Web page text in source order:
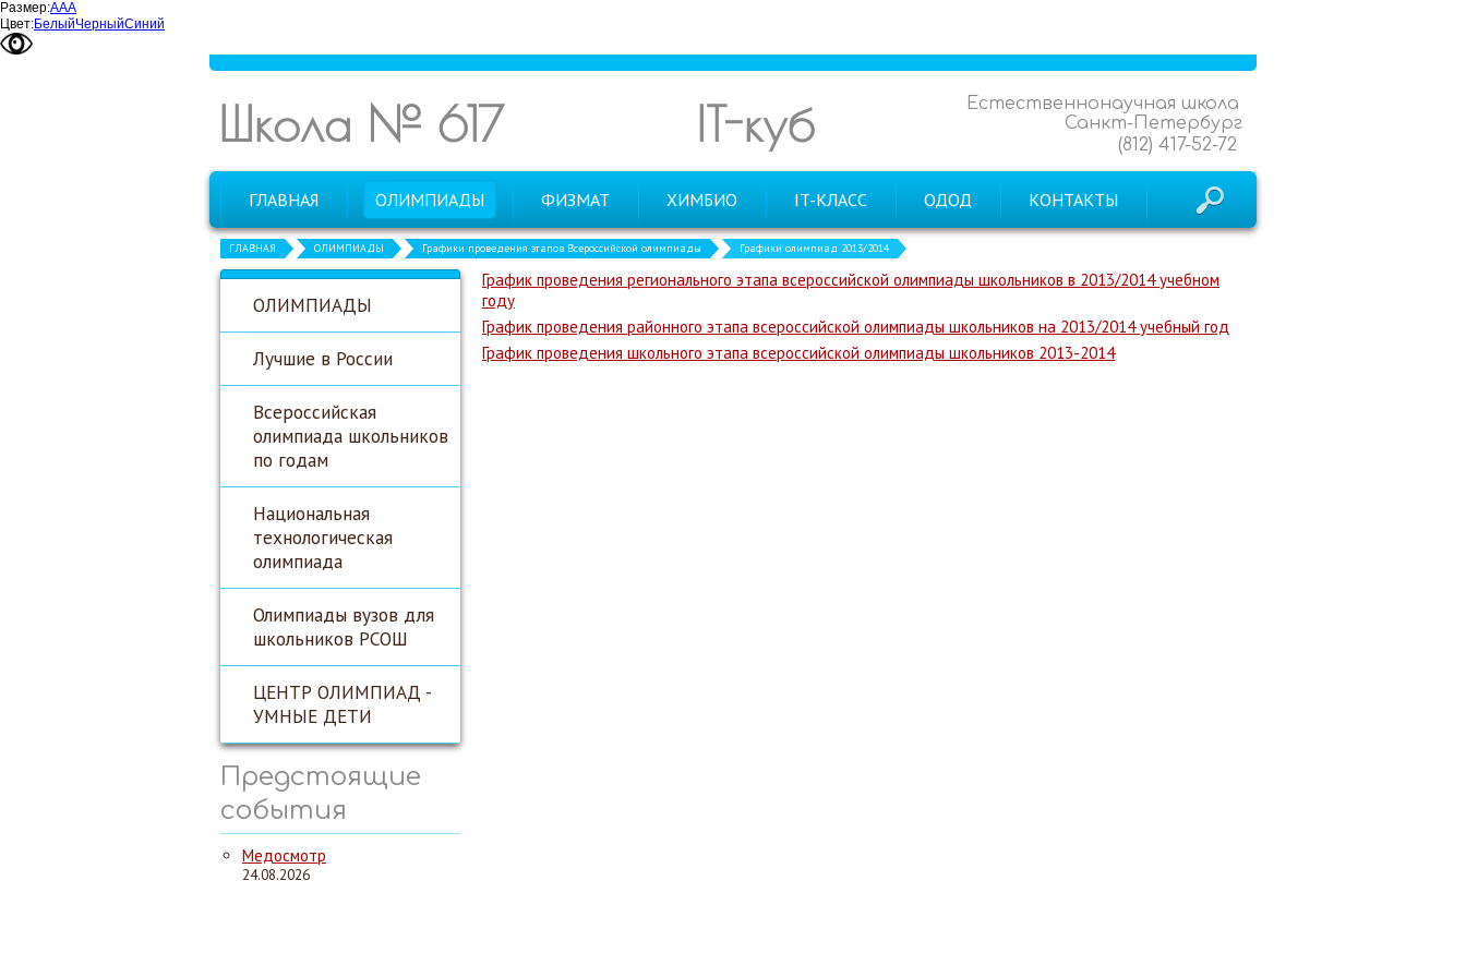
Размер:ААА
Цвет:БелыйЧерныйСиний
Школа № 617
Естественнонаучная школа
Санкт-Петербург
(812) 417-52-72
IT-куб
ГЛАВНАЯ ОЛИМПИАДЫ ФИЗМАТ ХИМБИО IT-КЛАСС ОДОД КОНТАКТЫ
ГЛАВНАЯ ОЛИМПИАДЫ Графики проведения этапов Всероссийской олимпиады Графики олимпиад 2013/2014
ОЛИМПИАДЫ
Лучшие в России
Всероссийская
олимпиада школьников
по годам
Национальная
технологическая
олимпиада
Олимпиады вузов для
школьников РСОШ
ЦЕНТР ОЛИМПИАД -
УМНЫЕ ДЕТИ
Предстоящие
события
Медосмотр
24.08.2026
График проведения регионального этапа всероссийской олимпиады школьников в 2013/2014 учебном
году
График проведения районного этапа всероссийской олимпиады школьников на 2013/2014 учебный год
График проведения школьного этапа всероссийской олимпиады школьников 2013-2014